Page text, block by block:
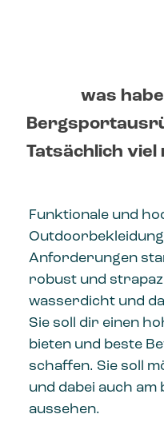
was
Tatsächlich
Funktionale und
Anforderungen
robust und
wasserdicht und
Sie soll dir einen
bieten und beste
schaffen. Sie soll
und dabei auch am
aussehen.